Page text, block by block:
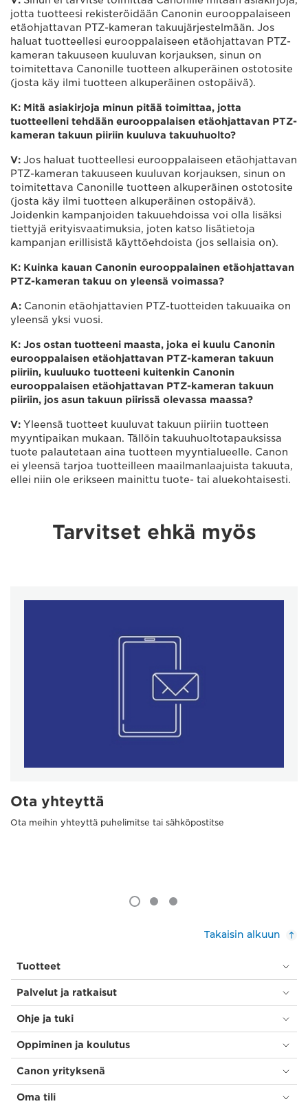
jotta tuotteesi rekisteröidään Canonin eurooppalaiseen
etäohjattavan PTZ-kameran takuujärjestelmään. Jos
haluat tuotteellesi eurooppalaiseen etäohjattavan PTZ-
kameran takuuseen kuuluvan korjauksen, sinun on
toimitettava Canonille tuotteen alkuperäinen ostotosite
(josta käy ilmi tuotteen alkuperäinen ostopäivä).
K: Mitä asiakirjoja minun pitää toimittaa, jotta
tuotteelleni tehdään eurooppalaisen etäohjattavan PTZ-
kameran takuun piiriin kuuluva takuuhuolto?
V: Jos haluat tuotteellesi eurooppalaiseen etäohjattavan
PTZ-kameran takuuseen kuuluvan korjauksen, sinun on
toimitettava Canonille tuotteen alkuperäinen ostotosite
(josta käy ilmi tuotteen alkuperäinen ostopäivä).
Joidenkin kampanjoiden takuuehdoissa voi olla lisäksi
tiettyjä erityisvaatimuksia, joten katso lisätietoja
kampanjan erillisistä käyttöehdoista (jos sellaisia on).
K: Kuinka kauan Canonin eurooppalainen etäohjattavan
PTZ-kameran takuu on yleensä voimassa?
A: Canonin etäohjattavien PTZ-tuotteiden takuuaika on
yleensä yksi vuosi.
K: Jos ostan tuotteeni maasta, joka ei kuulu Canonin
eurooppalaisen etäohjattavan PTZ-kameran takuun
piiriin, kuuluuko tuotteeni kuitenkin Canonin
eurooppalaisen etäohjattavan PTZ-kameran takuun
piiriin, jos asun takuun piirissä olevassa maassa?
V: Yleensä tuotteet kuuluvat takuun piiriin tuotteen
myyntipaikan mukaan. Tällöin takuuhuoltotapauksissa
tuote palautetaan aina tuotteen myyntialueelle. Canon
ei yleensä tarjoa tuotteilleen maailmanlaajuista takuuta,
ellei niin ole erikseen mainittu tuote- tai aluekohtaisesti.
Tarvitset ehkä myös
Ota yhteyttä
Ota meihin yhteyttä puhelimitse tai sähköpostitse
Takaisin alkuun
Tuotteet
Palvelut ja ratkaisut
Ohje ja tuki
Oppiminen ja koulutus
Canon yrityksenä
Oma tili